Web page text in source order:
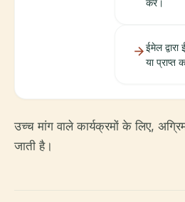
करें।
ईमेल
या प्राप्त
उच्च मांग वाले कार्यक्रमों के लिए,
जाती है।